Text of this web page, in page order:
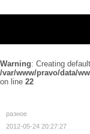
Warning: Creating
/var/www/pravo/data/
on line 22
разное
2012-05-24 20:27:27